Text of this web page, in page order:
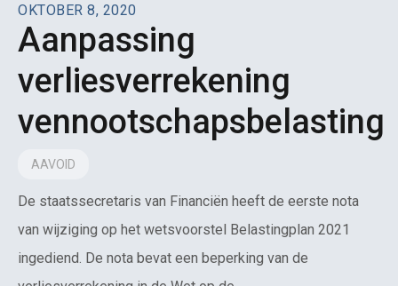
OKTOBER 8, 2020
Aanpassing
verliesverrekening
vennootschapsbelasting
AAVOID
De staatssecretaris van Financiën heeft de eerste nota
van wijziging op het wetsvoorstel Belastingplan 2021
ingediend. De nota bevat een beperking van de